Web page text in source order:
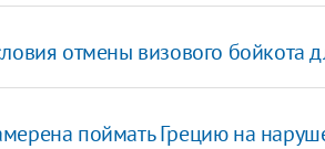
отмены визового бойкота
поймать Грецию на